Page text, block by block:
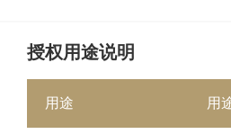
授权用途说明
用途 用